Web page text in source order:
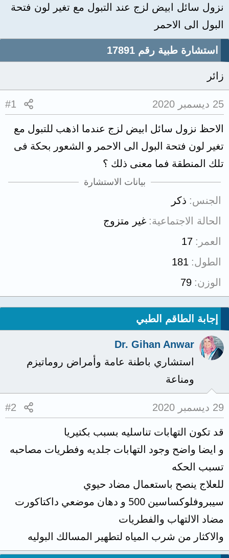
نزول سائل ابيض لزج عند التبول مع تغير لون فتحة
البول الى الاحمر
استشارة طبية رقم 17891
زائر
25 ديسمبر 2020 #1
الاحظ نزول سائل ابيض لزج عندما اذهب للتبول مع
تغير لون فتحة البول الى الاحمر و الشعور بحكة فى
تلك المنطقة فما معنى ذلك ؟
بيانات الاستشارة
الجنس ذكر
الحالة الاجتماعية غير متزوج
العمر
17
الطول 181
الوزن 79
إجابة الطاقم الطبي
Dr. Gihan Anwar
استشاري باطنة عامة وأمراض روماتيزم
ومناعة
29 ديسمبر 2020 #2
قد تكون التهابات تناسليه بسبب بكتيريا
و ايضا واضح وجود التهابات جلديه وفطريات مصاحبه
تسبب الحكه
للعلاج ينصح باستعمال مضاد حيوي
سيبروفلوكساسين 500 و دهان موضعي داكتاكورت
مضاد الالتهاب والفطريات
والاكثار من شرب المياه لتطهير المسالك البوليه